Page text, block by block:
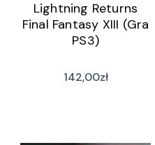
Lightning Returns
Final Fantasy XIII (Gra
PS3)
142,00zł